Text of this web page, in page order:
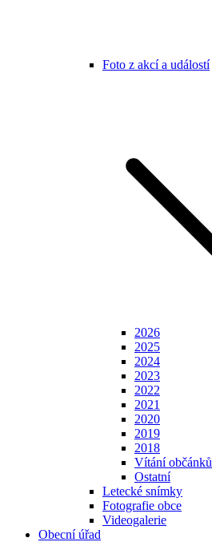
Foto z akcí a událostí
2026
2025
2024
2023
2022
2021
2020
2019
2018
Vítání občánků
Ostatní
Letecké snímky
Fotografie obce
Videogalerie
Obecní úřad